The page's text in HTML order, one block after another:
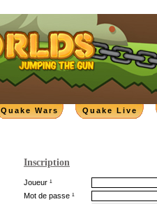
Quake Live
Quake Wars
Inscription
Joueur ¹
Mot de passe ¹